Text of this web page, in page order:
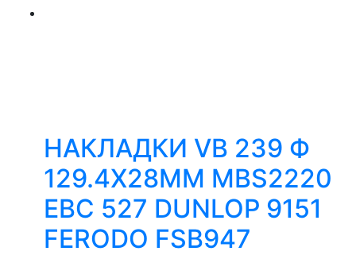
НАКЛАДКИ VB 239 Ф
129.4Х28ММ MBS2220
EBC 527 DUNLOP 9151
FERODO FSB947